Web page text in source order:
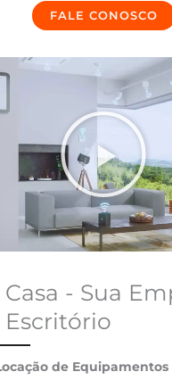
FALE CONOSCO
Casa - Sua
Escritório
de Equipamentos